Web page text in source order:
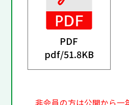
PDF
pdf/51.8KB